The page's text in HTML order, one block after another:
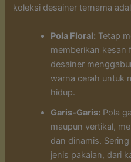
koleksi desainer ternama
Pola Floral: Tetap
memberikan kesan
desainer
warna cerah untuk
hidup.
Garis-Garis: Pola
maupun vertikal,
dan dinamis.
jenis pakaian, dari